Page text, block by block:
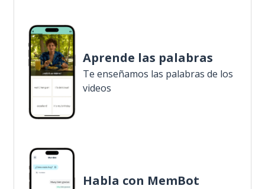
Aprende las palabras
Te enseñamos las palabras de los
videos
Habla con MemBot